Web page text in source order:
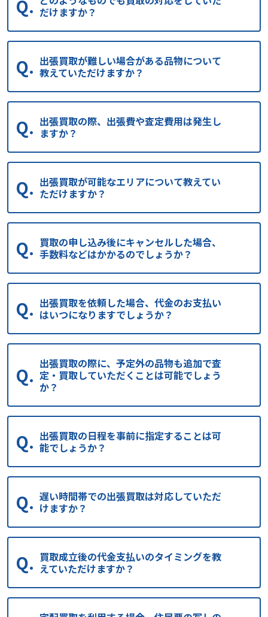
だけますか？
出張買取が難しい場合がある品物について
教えていただけますか？
出張買取の際、出張費や査定費用は発生し
ますか？
出張買取が可能なエリアについて教えてい
ただけますか？
買取の申し込み後にキャンセルした場合、
手数料などはかかるのでしょうか？
出張買取を依頼した場合、代金のお支払い
はいつになりますでしょうか？
出張買取の際に、予定外の品物も追加で査
定・買取していただくことは可能でしょう
か？
出張買取の日程を事前に指定することは可
能でしょうか？
遅い時間帯での出張買取は対応していただ
けますか？
買取成立後の代金支払いのタイミングを教
えていただけますか？